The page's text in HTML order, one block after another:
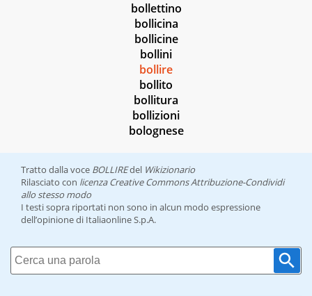
bollettino
bollicina
bollicine
bollini
bollire
bollito
bollitura
bollizioni
bolognese
Tratto dalla voce BOLLIREdel Wikizionario
Rilasciato con licenza Creative Commons Attribuzione-Condividi
allo stesso modo
I testi sopra riportati non sono in alcun modo espressione
dell’opinione di Italiaonline S.p.A.